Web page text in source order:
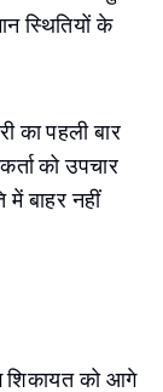
स्थितियों के
का पहली बार
को उपचार
बाहर नहीं
शिकायत को आगे